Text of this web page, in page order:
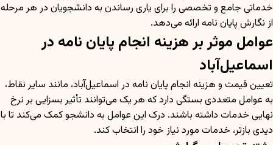
خدماتی جامع و تخصصی را برای یاری رساندن به دانشجویان در هر مرحله
از نگارش پایان نامه ارائه می‌دهد.
عوامل موثر بر هزینه انجام پایان نامه در
اسماعیل‌آباد
تعیین قیمت و هزینه انجام پایان نامه در اسماعیل‌آباد، مانند سایر نقاط،
به عوامل متعددی بستگی دارد که هر یک می‌توانند تأثیر بسزایی بر نرخ
نهایی خدمات داشته باشند. درک این عوامل به دانشجو کمک می‌کند تا با
دیدی بازتر، خدمات مورد نیاز خود را انتخاب کند.